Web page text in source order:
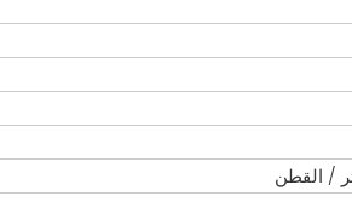
/ القطن